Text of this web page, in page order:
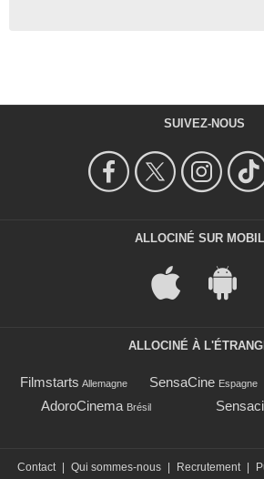
SUIVEZ-NOUS
ALLOCINÉ SUR
ALLOCINÉ À
Filmstarts Allemagne SensaCine Espagne
AdoroCinema Brésil
Contact Qui sommes-nous Recrutement